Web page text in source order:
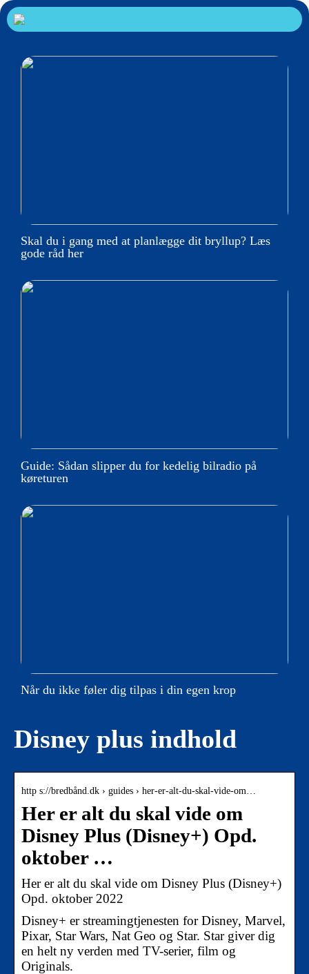
Skal du i gang med at planlægge dit bryllup? Læs
gode råd her
Guide: Sådan slipper du for kedelig bilradio på
køreturen
Når du ikke føler dig tilpas i din egen krop
Disney plus indhold
http s://bredbånd.dk › guides › her-er-alt-du-skal-vide-om…
Her er alt du skal vide om
Disney Plus (Disney+) Opd.
oktober …
Her er alt du skal vide om Disney Plus (Disney+)
Opd. oktober 2022
Disney+ er streamingtjenesten for Disney, Marvel,
Pixar, Star Wars, Nat Geo og Star. Star giver dig
en helt ny verden med TV-serier, film og
Originals.